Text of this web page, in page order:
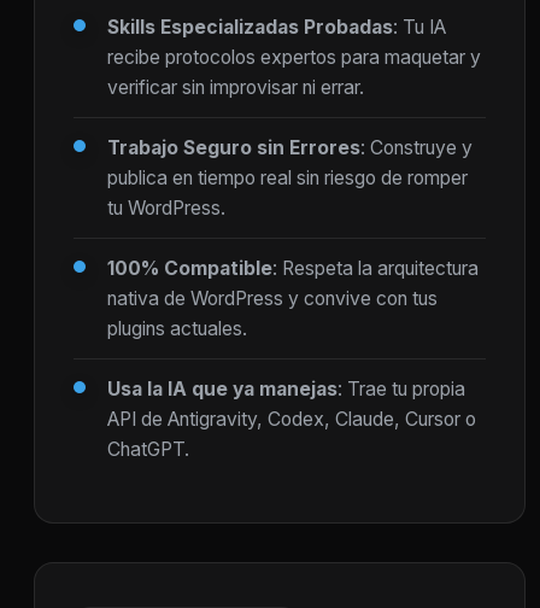
Skills Especializadas Probadas: Tu IA
recibe protocolos expertos para maquetar y
verificar sin improvisar ni errar.
Trabajo Seguro sin Errores: Construye y
publica en tiempo real sin riesgo de romper
tu WordPress.
100% Compatible: Respeta la arquitectura
nativa de WordPress y convive con tus
plugins actuales.
Usa la IA que ya manejas: Trae tu propia
API de Antigravity, Codex, Claude, Cursor o
ChatGPT.